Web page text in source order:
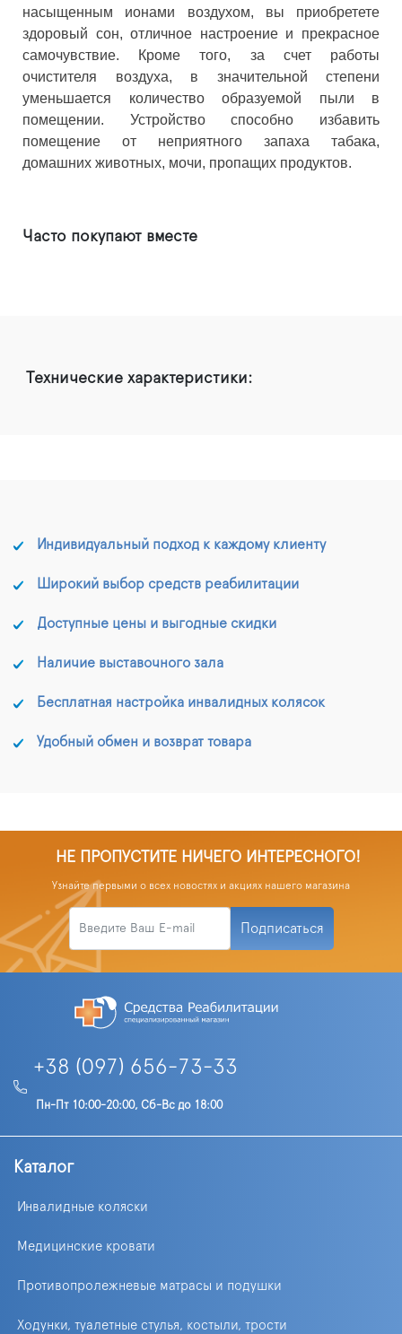
насыщенным ионами воздухом, вы приобретете
здоровый сон, отличное настроение и прекрасное
самочувствие. Кроме того, за счет работы
очистителя воздуха, в значительной степени
уменьшается количество образуемой пыли в
помещении. Устройство способно избавить
помещение от неприятного запаха табака,
домашних животных, мочи, пропащих продуктов.
Часто покупают вместе
Технические характеристики:
Индивидуальный подход к каждому клиенту
Широкий выбор средств реабилитации
Доступные цены и выгодные скидки
Наличие выставочного зала
Бесплатная настройка инвалидных колясок
Удобный обмен и возврат товара
НЕ ПРОПУСТИТЕ НИЧЕГО ИНТЕРЕСНОГО!
Узнайте первыми о всех новостях и акциях нашего магазина
Подписаться
+38 (097) 656-73-33
Пн-Пт 10:00-20:00, Сб-Вс до 18:00
Каталог
Инвалидные коляски
Медицинские кровати
Противопролежневые матрасы и подушки
Ходунки, туалетные стулья, костыли, трости